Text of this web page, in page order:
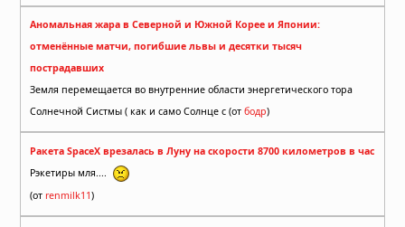
Аномальная жара в Северной и Южной Корее и Японии:
отменённые матчи, погибшие львы и десятки тысяч
пострадавших
Земля перемещается во внутренние области энергетического тора
Солнечной Систмы ( как и само Солнце с (от бодр)
Ракета SpaceX врезалась в Луну на скорости 8700 километров в час
Рэкетиры мля....
(от renmilk11)